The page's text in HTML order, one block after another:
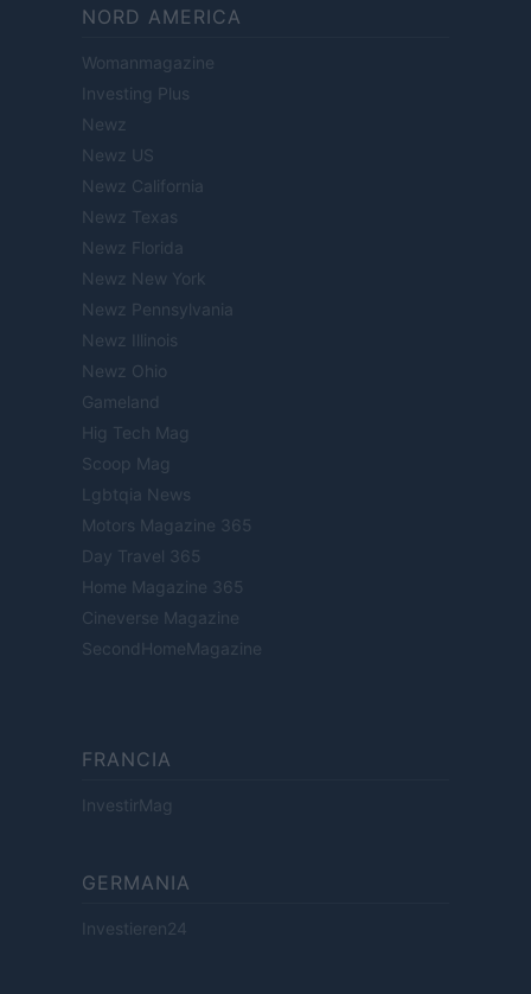
NORD AMERICA
Womanmagazine
Investing Plus
Newz
Newz US
Newz California
Newz Texas
Newz Florida
Newz New York
Newz Pennsylvania
Newz Illinois
Newz Ohio
Gameland
Hig Tech Mag
Scoop Mag
Lgbtqia News
Motors Magazine 365
Day Travel 365
Home Magazine 365
Cineverse Magazine
SecondHomeMagazine
FRANCIA
InvestirMag
GERMANIA
Investieren24